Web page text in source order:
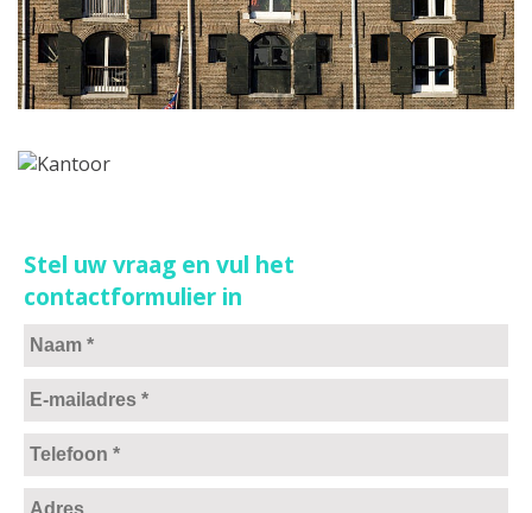
Stel uw vraag en vul het
contactformulier in